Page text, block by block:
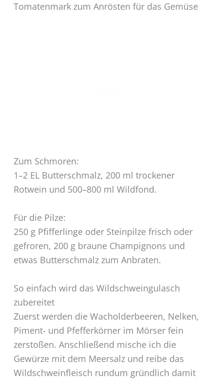
Tomatenmark zum Anrösten für das Gemüse
Zum Schmoren:
1–2 EL Butterschmalz, 200 ml trockener
Rotwein und 500–800 ml Wildfond.
Für die Pilze:
250 g Pfifferlinge oder Steinpilze frisch oder
gefroren, 200 g braune Champignons und
etwas Butterschmalz zum Anbraten.
So einfach wird das Wildschweingulasch
zubereitet
Zuerst werden die Wacholderbeeren, Nelken,
Piment- und Pfefferkörner im Mörser fein
zerstoßen. Anschließend mische ich die
Gewürze mit dem Meersalz und reibe das
Wildschweinfleisch rundum gründlich damit